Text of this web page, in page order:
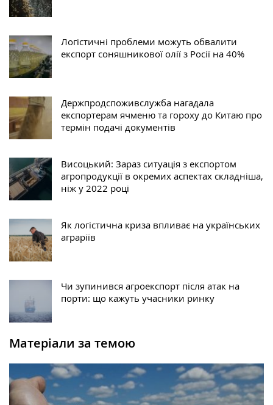
Логістичні проблеми можуть обвалити
експорт соняшникової олії з Росії на 40%
Держпродспоживслужба нагадала
експортерам ячменю та гороху до Китаю про
термін подачі документів
Висоцький: Зараз ситуація з експортом
агропродукції в окремих аспектах складніша,
ніж у 2022 році
Як логістична криза впливає на українських
аграріїв
Чи зупинився агроекспорт після атак на
порти: що кажуть учасники ринку
Матеріали за темою